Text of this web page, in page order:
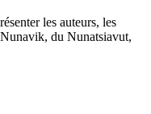
les auteurs, les
du Nunatsiavut,